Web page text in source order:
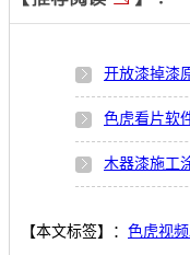
开放漆掉漆
色虎看片软
木器漆施工
【本文标签】： 色虎视